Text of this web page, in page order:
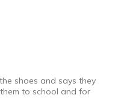
shoes and says they
to school and for